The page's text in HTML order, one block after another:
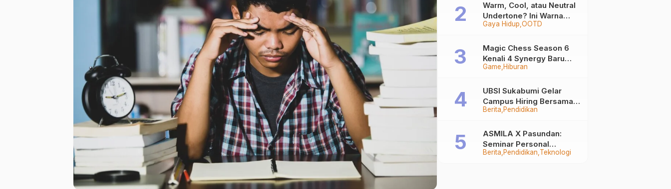
Gaya Hidup OOTD
Warm, Cool, atau Neutral
Undertone? Ini Warna
Baju yang Bikin Kamu
Game Hiburan
Magic Chess Season 6
Kenali 4 Synergy Baru
Terkuat
Berita Pendidikan
UBSI Sukabumi Gelar
Campus Hiring Bersama
PKSS, Buka Peluang Kerja
Berita Pendidikan Teknologi
ASMILA X Pasundan:
Seminar Personal
Branding dan Kreativitas